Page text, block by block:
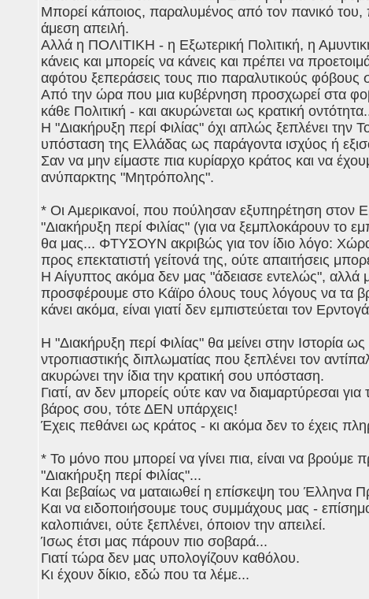
Μπορεί κάποιος, παραλυμένος από τον πανικό του,
άμεση απειλή.
Αλλά η ΠΟΛΙΤΙΚΗ - η Εξωτερική Πολιτική, η
κάνεις και μπορείς να κάνεις και πρέπει να
αφότου ξεπεράσεις τους πιο παραλυτικούς φόβους
Από την ώρα που μια κυβέρνηση προσχωρεί στα
κάθε Πολιτική - και ακυρώνεται ως κρατική
Η "Διακήρυξη περί Φιλίας" όχι απλώς ξεπλένει την
υπόσταση της Ελλάδας ως παράγοντα ισχύος ή
Σαν να μην είμαστε πια κυρίαρχο κράτος και να
ανύπαρκτης "Μητρόπολης".
* Οι Αμερικανοί, που πούλησαν εξυπηρέτηση στον
"Διακήρυξη περί Φιλίας" (για να ξεμπλοκάρουν το
θα μας... ΦΤΥΣΟΥΝ ακριβώς για τον ίδιο λόγο: Χώρα
προς επεκτατιστή γείτονά της, ούτε απαιτήσεις
Η Αίγυπτος ακόμα δεν μας "άδειασε εντελώς", αλλά
προσφέρουμε στο Κάϊρο όλους τους λόγους να τα
κάνει ακόμα, είναι γιατί δεν εμπιστεύεται τον
Η "Διακήρυξη περί Φιλίας" θα μείνει στην
ντροπιαστικής διπλωματίας που ξεπλένει τον
ακυρώνει την ίδια την κρατική σου υπόσταση.
Γιατί, αν δεν μπορείς ούτε καν να διαμαρτύρεσαι
βάρος σου, τότε ΔΕΝ υπάρχεις!
Έχεις πεθάνει ως κράτος - κι ακόμα δεν το έχεις
* Το μόνο που μπορεί να γίνει πια, είναι να
"Διακήρυξη περί Φιλίας"...
Και βεβαίως να ματαιωθεί η επίσκεψη του Έλληνα
Και να ειδοποιήσουμε τους συμμάχους μας -
καλοπιάνει, ούτε ξεπλένει, όποιον την απειλεί.
Ίσως έτσι μας πάρουν πιο σοβαρά...
Γιατί τώρα δεν μας υπολογίζουν καθόλου.
Κι έχουν δίκιο, εδώ που τα λέμε...